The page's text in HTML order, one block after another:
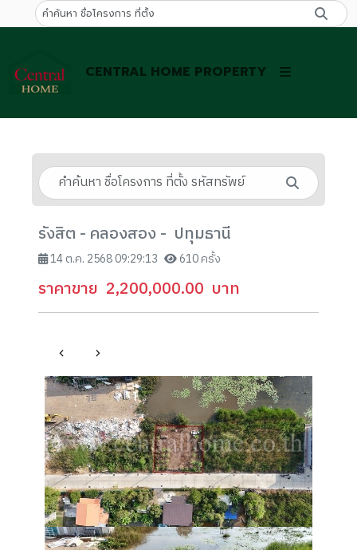
CENTRAL HOME PROPERTY
รังสิต - คลองสอง - ปทุมธานี
14 ต.ค. 2568 09:29:13 610 ครั้ง
ราคาขาย 2,200,000.00 บาท